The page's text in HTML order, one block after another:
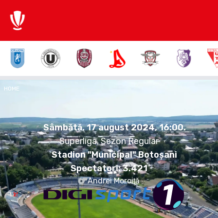
HOME
Sâmbătă, 17 august 2024, 16:00.
Superliga, Sezon Regular
Stadion "Municipal" Botoșani
Spectatori:3.421
Andrei Moroiţă